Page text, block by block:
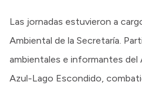
Las jornadas estuvieron a
Ambiental de la Secretaría.
ambientales e informantes del
Azul-Lago Escondido,